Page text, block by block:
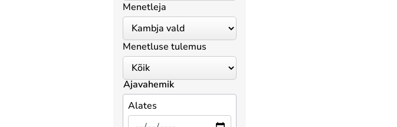
Menetleja
Menetluse tulemus
Ajavahemik
Alates